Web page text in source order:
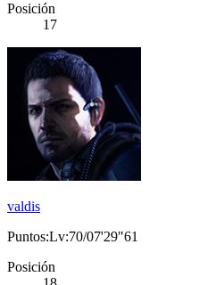
Posición
17
valdis
Puntos:Lv:70/07'29"61
Posición